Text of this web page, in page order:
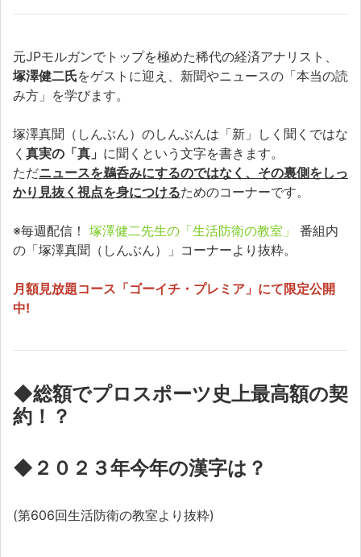
元JPモルガンでトップを極めた稀代の経済アナリスト、
塚澤健二氏をゲストに迎え、新聞やニュースの「本当の読
み方」を学びます。
塚澤真聞（しんぶん）のしんぶんは「新」しく聞くではな
く 真実の「真」 に聞くという文字を書きます。
ただニュースを鵜呑みにするのではなく、その裏側をしっ
かり見抜く視点を身につけるためのコーナーです。
※毎週配信！ 塚澤健二先生の「生活防衛の教室」
番組内
の「塚澤真聞（しんぶん）」コーナーより抜粋。
月額見放題コース「ゴーイチ・プレミア」にて限定公開
中!
◆総額でプロスポーツ史上最高額の契
約！？
◆２０２３年今年の漢字は？
(第606回生活防衛の教室より抜粋)